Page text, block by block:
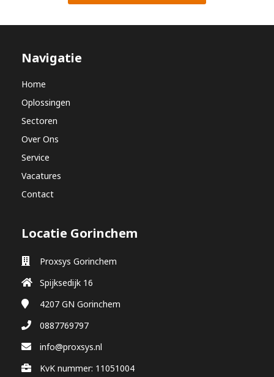
Navigatie
Home
Oplossingen
Sectoren
Over Ons
Service
Vacatures
Contact
Locatie Gorinchem
Proxsys Gorinchem
Spijksedijk 16
4207 GN Gorinchem
0887769797
info@proxsys.nl
KvK nummer: 11051004